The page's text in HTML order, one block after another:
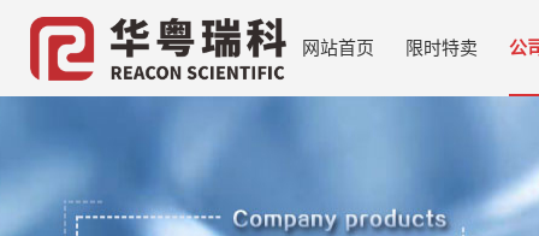
网站首页 限时特卖 公